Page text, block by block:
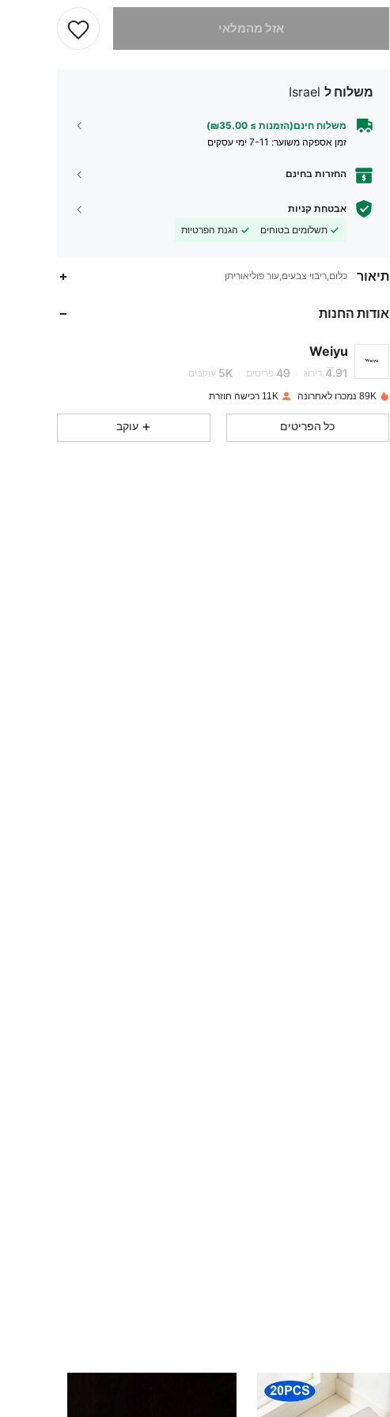
אזל מהמלאי
משלוח ל Israel
משלוח חינם(הזמנות ≥ ₪35.00)
זמן אספקה ​​משוער: 7-11 ימי עסקים
החזרות בחינם
אבטחת קניות
תשלומים בטוחים
הגנת הפרטיות
תיאור כלום,ריבוי צבעים,עור פוליאוריתן
אודות החנות
Weiyu
4.91
49
5K
4.91 דירוג 49 פריטים 5K עוקבים
89K נמכרו לאחרונה 11K רכישה חוזרת
כל הפריטים עוקב